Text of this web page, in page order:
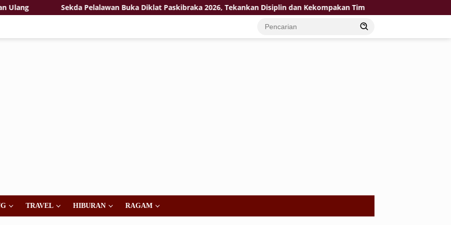
Sekda Pelalawan Buka Diklat Paskibraka 2026, Tekankan Disiplin dan Kekompakan Tim
TRAVEL HIBURAN RAGAM